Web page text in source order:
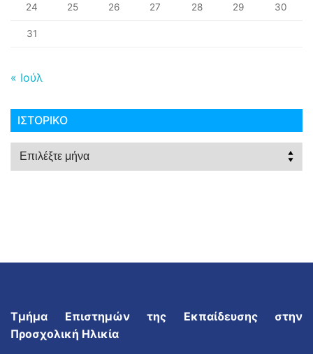
24 25 26 27 28 29 30
31
« Ιούλ
ΙΣΤΟΡΙΚΌ
Ιστορικό
Τμήμα Επιστημών της Εκπαίδευσης στην
Προσχολική Ηλικία